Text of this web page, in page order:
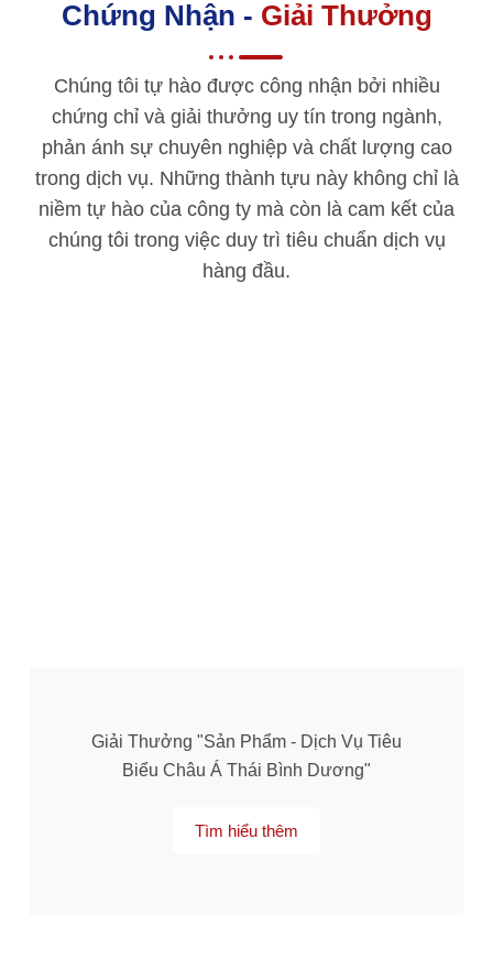
Chứng Nhận - Giải Thưởng
Chúng tôi tự hào được công nhận bởi nhiều
chứng chỉ và giải thưởng uy tín trong ngành,
phản ánh sự chuyên nghiệp và chất lượng cao
trong dịch vụ. Những thành tựu này không chỉ là
niềm tự hào của công ty mà còn là cam kết của
chúng tôi trong việc duy trì tiêu chuẩn dịch vụ
hàng đầu.
Giải Thưởng "Sản Phẩm - Dịch Vụ Tiêu
Biểu Châu Á Thái Bình Dương"
Tìm hiểu thêm